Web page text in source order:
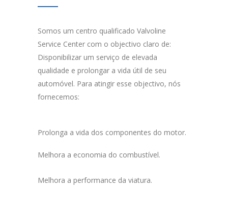
Somos um centro qualificado Valvoline
Service Center com o objectivo claro de:
Disponibilizar um serviço de elevada
qualidade e prolongar a vida útil de seu
automóvel. Para atingir esse objectivo, nós
fornecemos:
Prolonga a vida dos componentes do motor.
Melhora a economia do combustível.
Melhora a performance da viatura.